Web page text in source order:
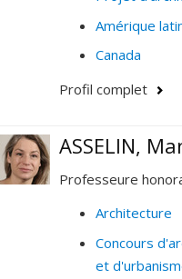
Amérique
Canada
Profil complet
ASSELIN,
Professeure
Architecture
Concours
et